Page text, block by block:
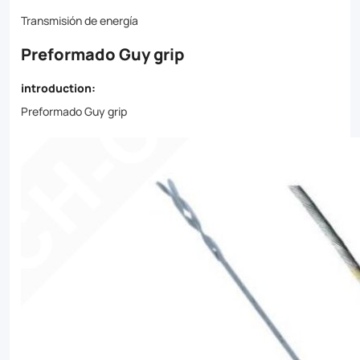
installation,
these
grips
provide
Transmisión de energía
Preformado Guy grip
introduction:
Preformado Guy grip